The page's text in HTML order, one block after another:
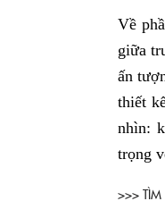
Về
giữa
ấn
thiết
nhìn:
trọng
>>> TÌM